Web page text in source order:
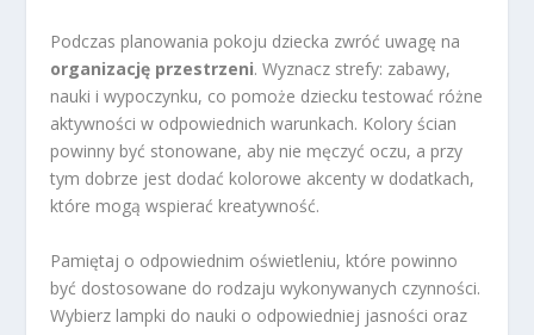
Podczas planowania pokoju dziecka zwróć uwagę na
organizację przestrzeni. Wyznacz strefy: zabawy,
nauki i wypoczynku, co pomoże dziecku testować różne
aktywności w odpowiednich warunkach. Kolory ścian
powinny być stonowane, aby nie męczyć oczu, a przy
tym dobrze jest dodać kolorowe akcenty w dodatkach,
które mogą wspierać kreatywność.
Pamiętaj o odpowiednim oświetleniu, które powinno
być dostosowane do rodzaju wykonywanych czynności.
Wybierz lampki do nauki o odpowiedniej jasności oraz